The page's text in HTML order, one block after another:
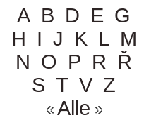
A B D E G
H I J K L M
N O P R Ř
S T V Z
Alle